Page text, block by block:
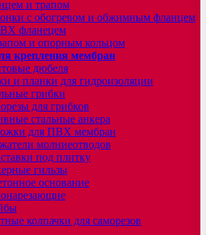
и трапом
с обогревом и обжимным фланцем
фланецем
и опорным кольцом
крепления мембран
дюбеля
и планки для гидроизоляции
грибки
для грибков
стальные анкера
для ПВХ мембран
молниеотводов
под плитку
гильзы
основание
колпачки для саморезов